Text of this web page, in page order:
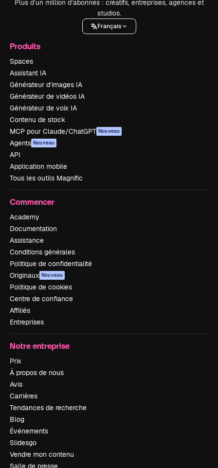
Plus d’un million d’abonnés : créatifs, entreprises, agences et
studios.
Français
Produits
Spaces
Assistant IA
Générateur d’images IA
Générateur de vidéos IA
Générateur de voix IA
Contenu de stock
MCP pour Claude/ChatGPT Nouveau
Agents Nouveau
API
Application mobile
Tous les outils Magnific
Commencer
Academy
Documentation
Assistance
Conditions générales
Politique de confidentialité
Originaux Nouveau
Politique de cookies
Centre de confiance
Affiliés
Entreprises
Notre entreprise
Prix
À propos de nous
Avis
Carrières
Tendances de recherche
Blog
Événements
Slidesgo
Vendre mon contenu
Salle de presse